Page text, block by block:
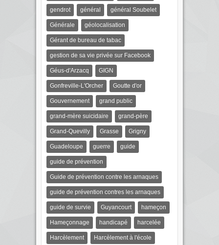
gendrot général général Soubelet
Générale géolocalisation
Gérant de bureau de tabac
gestion de sa vie privée sur Facebook
Géus-d'Arzacq GIGN
Gonfreville-L'Orcher Goutte d'or
Gouvernement grand public
grand-mère suicidaire grand-père
Grand-Quevilly Grasse Grigny
Guadeloupe guerre guide
guide de prévention
Guide de prévention contre les arnaques
guide de prévention contres les arnaques
guide de survie Guyancourt hameçon
Hameçonnage handicapé harcelée
Harcèlement Harcèlement à l'école